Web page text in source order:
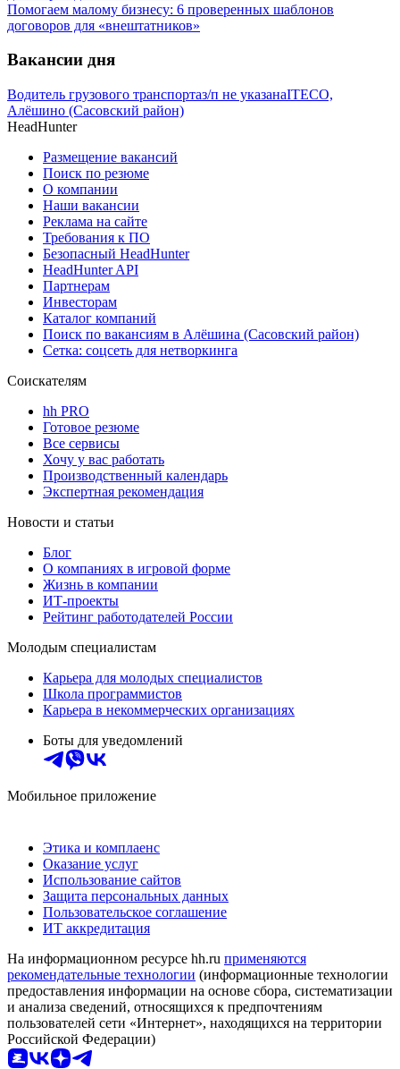
Помогаем малому бизнесу: 6 проверенных шаблонов
договоров для «внештатников»
Вакансии дня
Водитель грузового транспортаз/п не указанаITECO,
Алёшино (Сасовский район)
HeadHunter
Размещение вакансий
Поиск по резюме
О компании
Наши вакансии
Реклама на сайте
Требования к ПО
Безопасный HeadHunter
HeadHunter API
Партнерам
Инвесторам
Каталог компаний
Поиск по вакансиям в Алёшина (Сасовский район)
Сетка: соцсеть для нетворкинга
Соискателям
hh PRO
Готовое резюме
Все сервисы
Хочу у вас работать
Производственный календарь
Экспертная рекомендация
Новости и статьи
Блог
О компаниях в игровой форме
Жизнь в компании
ИТ-проекты
Рейтинг работодателей России
Молодым специалистам
Карьера для молодых специалистов
Школа программистов
Карьера в некоммерческих организациях
Боты для уведомлений
Мобильное приложение
Этика и комплаенс
Оказание услуг
Использование сайтов
Защита персональных данных
Пользовательское соглашение
ИТ аккредитация
На информационном ресурсе hh.ru применяются
рекомендательные технологии (информационные технологии
предоставления информации на основе сбора, систематизации
и анализа сведений, относящихся к предпочтениям
пользователей сети «Интернет», находящихся на территории
Российской Федерации)